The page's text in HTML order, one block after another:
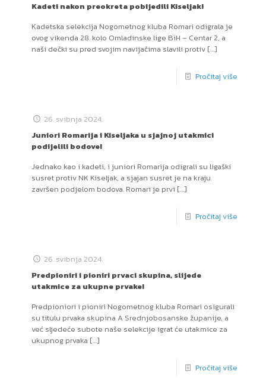
Kadeti nakon preokreta pobijedili Kiseljak!
Kadetska selekcija Nogometnog kluba Romari odigrala je
ovog vikenda 28. kolo Omladinske lige BiH – Centar 2, a
naši dečki su pred svojim navijačima slavili protiv […]
Pročitaj više
26. svibnja 2024.
Juniori Romarija i Kiseljaka u sjajnoj utakmici
podijelili bodove!
Jednako kao i kadeti, i juniori Romarija odigrali su ligaški
susret protiv NK Kiseljak, a sjajan susret je na kraju
završen podjelom bodova. Romari je prvi […]
Pročitaj više
26. svibnja 2024.
Predpioniri i pioniri prvaci skupina, slijede
utakmice za ukupne prvake!
Predpioniori i pioniri Nogometnog kluba Romari osigurali
su titulu prvaka skupina A Srednjobosanske županije, a
već sljedeće subote naše selekcije igrat će utakmice za
ukupnog prvaka […]
Pročitaj više